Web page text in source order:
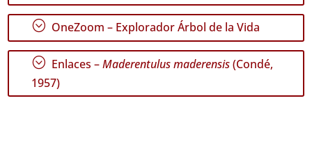
; OneZoom – Explorador Árbol de la Vida
; Enlaces –Maderentulus maderensis(Condé,
1957)